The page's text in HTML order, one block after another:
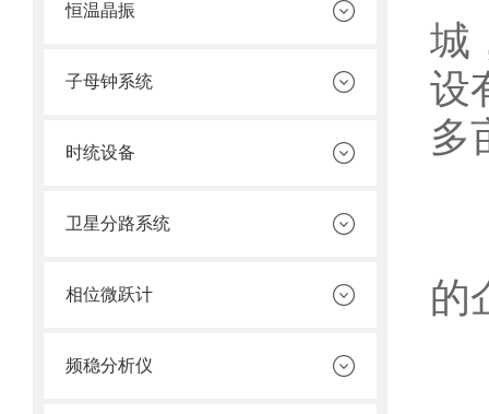
恒温晶振
子母钟系统
时统设备
卫星分路系统
相位微跃计
频稳分析仪
城
设
多
的